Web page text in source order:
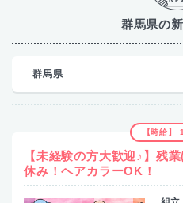
群馬県の
群馬県
【時給】
【未経験の方大歓迎♪】残
休み！ヘアカラーOK！